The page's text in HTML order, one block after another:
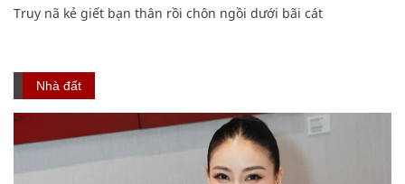
Truy nã kẻ giết bạn thân rồi chôn ngồi dưới bãi cát
Nhà đất